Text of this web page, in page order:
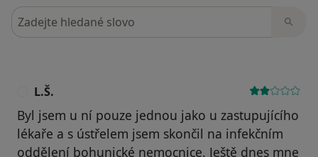
Hledejte v názorech
L.Š.
Byl jsem u ní pouze jednou jako u zastupujícího
lékaře a s ústřelem jsem skončil na infekčním
oddělení bohunické nemocnice. Ještě dnes mne